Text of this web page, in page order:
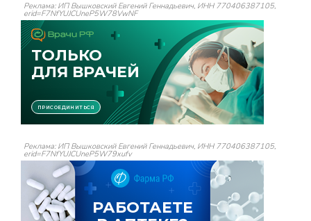
Реклама: ИП Вышковский Евгений Геннадьевич, ИНН 770406387105,
erid=F7NfYUJCUneP5W78VwNF
Реклама: ИП Вышковский Евгений Геннадьевич, ИНН 770406387105,
erid=F7NfYUJCUneP5W79xufv